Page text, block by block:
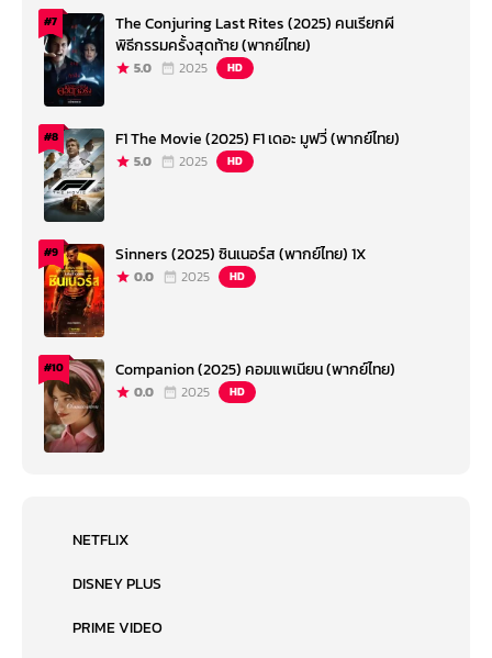
#7
The Conjuring Last Rites (2025) คนเรียกผี
พิธีกรรมครั้งสุดท้าย (พากย์ไทย)
5.0 2025 HD
#8 F1 The Movie (2025) F1 เดอะ มูฟวี่ (พากย์ไทย)
5.0 2025 HD
#9 Sinners (2025) ซินเนอร์ส (พากย์ไทย) 1X
0.0 2025 HD
#10 Companion (2025) คอมแพเนียน (พากย์ไทย)
0.0 2025 HD
NETFLIX
DISNEY PLUS
PRIME VIDEO